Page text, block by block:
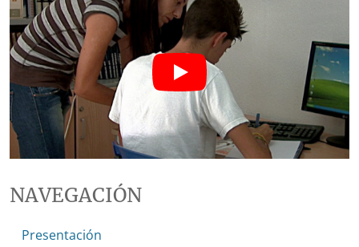
NAVEGACIÓN
Presentación